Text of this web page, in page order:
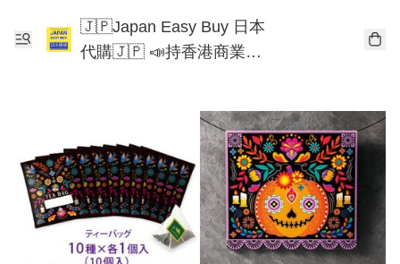
🇯🇵Japan Easy Buy 日本
代購🇯🇵 📣持香港商業登